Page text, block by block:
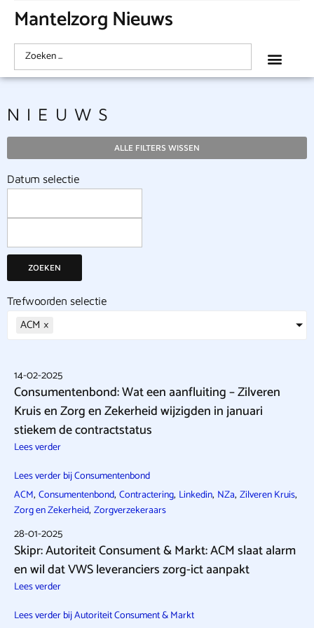
Mantelzorg Nieuws
NIEUWS
ALLE FILTERS WISSEN
Datum selectie
ZOEKEN
Trefwoorden selectie
ACM ×
14-02-2025
Consumentenbond: Wat een aanfluiting – Zilveren
Kruis en Zorg en Zekerheid wijzigden in januari
stiekem de contractstatus
Lees verder
Lees verder bij Consumentenbond
ACM, Consumentenbond, Contractering, Linkedin, NZa, Zilveren Kruis,
Zorg en Zekerheid, Zorgverzekeraars
28-01-2025
Skipr: Autoriteit Consument & Markt: ACM slaat alarm
en wil dat VWS leveranciers zorg-ict aanpakt
Lees verder
Lees verder bij Autoriteit Consument & Markt